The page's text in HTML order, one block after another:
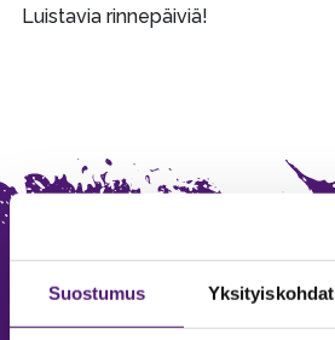
Suostumus Yksityiskohdat
Luistavia rinnepäiviä!